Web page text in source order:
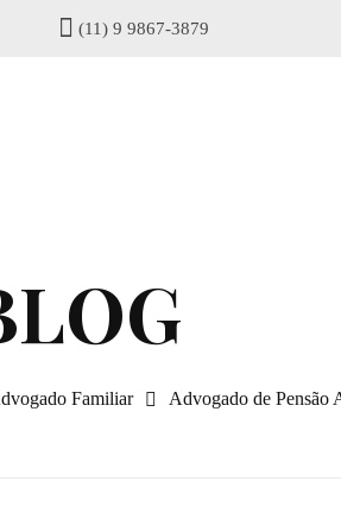
(11) 9 9867-3879
Familiar Advogado de Pensão